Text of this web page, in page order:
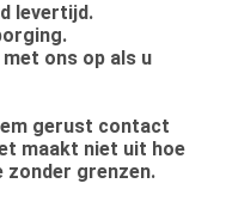
levertijd.
ons op als u
gerust contact
maakt niet uit hoe
zonder grenzen.